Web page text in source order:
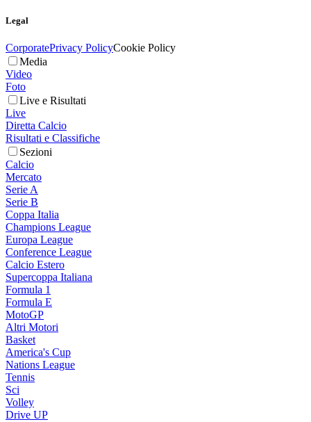
Legal
CorporatePrivacy PolicyCookie Policy
Media
Video
Foto
Live e Risultati
Live
Diretta Calcio
Risultati e Classifiche
Sezioni
Calcio
Mercato
Serie A
Serie B
Coppa Italia
Champions League
Europa League
Conference League
Calcio Estero
Supercoppa Italiana
Formula 1
Formula E
MotoGP
Altri Motori
Basket
America's Cup
Nations League
Tennis
Sci
Volley
Drive UP